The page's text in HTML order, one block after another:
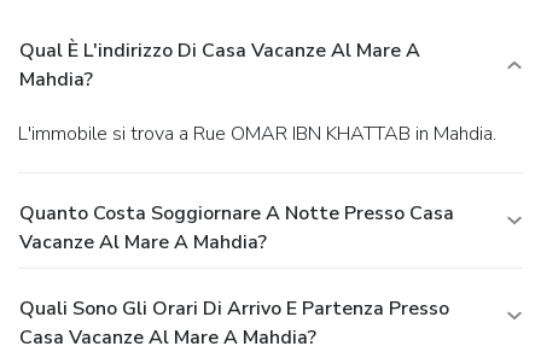
Qual È L'indirizzo Di Casa Vacanze Al Mare A
Mahdia?
L'immobile si trova a Rue OMAR IBN KHATTAB in Mahdia.
Quanto Costa Soggiornare A Notte Presso Casa
Vacanze Al Mare A Mahdia?
Quali Sono Gli Orari Di Arrivo E Partenza Presso
Casa Vacanze Al Mare A Mahdia?